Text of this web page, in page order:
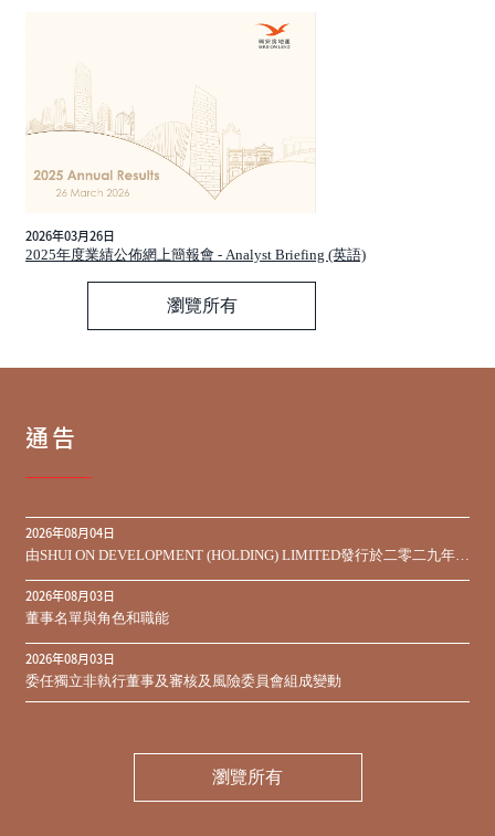
2026年03月26日
2025年度業績公佈網上簡報會 - Analyst Briefing (英語)
瀏覽所有
通告
2026年08月04日
由SHUI ON DEVELOPMENT (HOLDING) LIMITED發行於二零二九年到
期之450,000,000美元9.75%優先票據之同意徵求於屆滿期限前收到的
同意結果
2026年08月03日
董事名單與角色和職能
2026年08月03日
委任獨立非執行董事及審核及風險委員會組成變動
瀏覽所有